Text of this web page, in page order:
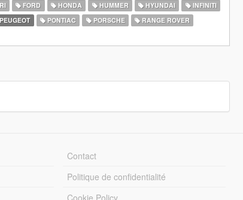
FORD HONDA HUMMER HYUNDAI
INFINITI
PEUGEOT PONTIAC PORSCHE
RANGE ROVER
Contact
Politique de confidentialité
Cookie Policy